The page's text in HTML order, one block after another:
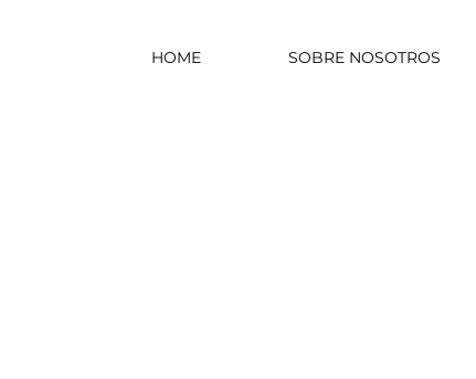
HOME SOBRE NOSOTROS